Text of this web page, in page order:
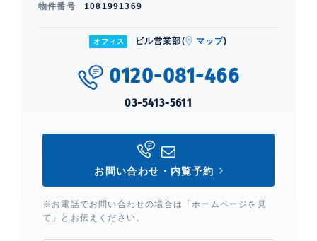
物件番号 1081991369
オフィス ビル営業部( マップ)
0120-081-466
03-5413-5611
お問い合わせ・内覧予約
※お電話でお問い合わせの場合は「ホームページを見
て」とお伝えください。